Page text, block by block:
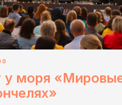
у моря